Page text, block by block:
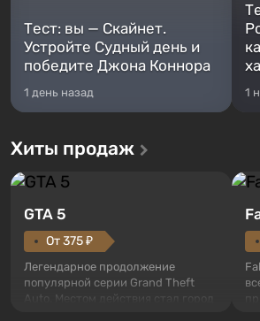
Тест: вы — Скайнет.
Устройте Судный день и
победите Джона Коннора
1 день назад 1
Хиты продаж
GTA 5
От 375 ₽
Легендарное продолжение
популярной серии Grand Theft
Auto. Местом действия стал город